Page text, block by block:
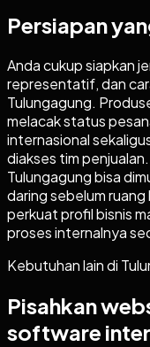
Persiapan
Anda cukup siapkan
representatif, dan
Tulungagung.
melacak status
internasional
diakses tim
Tulungagung bisa
daring sebelum
perkuat profil bisnis
proses internalnya
Kebutuhan lain di
Pisahkan
software